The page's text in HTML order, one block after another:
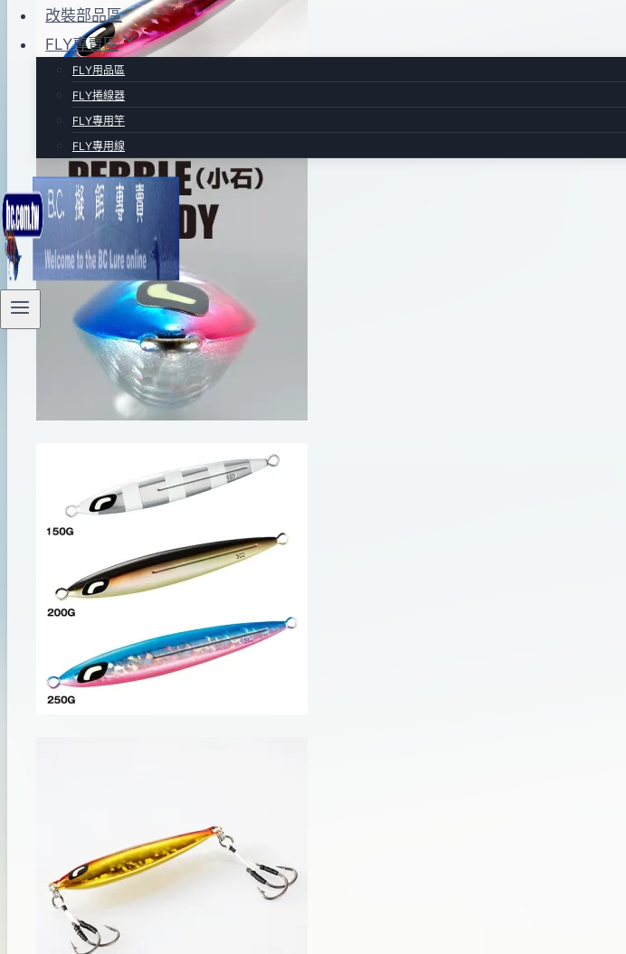
改裝部品區
FLY專賣區
FLY用品區
FLY捲線器
FLY專用竿
FLY專用線
2016
年
07